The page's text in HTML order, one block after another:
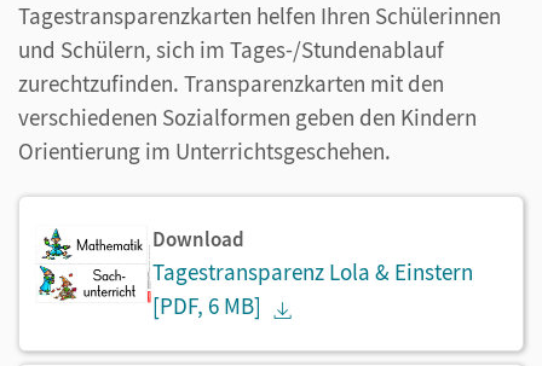
Tagestransparenzkarten helfen Ihren Schülerinnen
und Schülern, sich im Tages-/Stundenablauf
zurechtzufinden. Transparenzkarten mit den
verschiedenen Sozialformen geben den Kindern
Orientierung im Unterrichtsgeschehen.
Download
Tagestransparenz Lola & Einstern
[PDF, 6 MB]